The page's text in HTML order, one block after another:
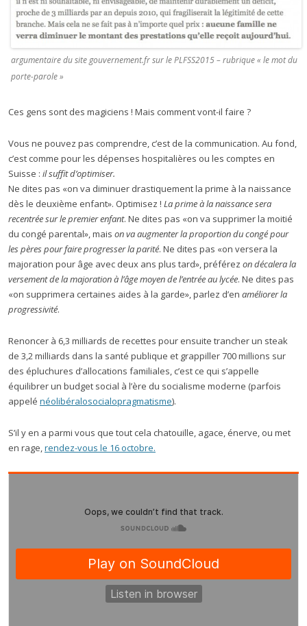
argumentaire du site gouvernement.fr sur le PLFSS2015 – rubrique « le mot du
porte-parole »
Ces gens sont des magiciens ! Mais comment vont-il faire ?
Vous ne pouvez pas comprendre, c’est de la communication. Au fond,
c’est comme pour les dépenses hospitalières ou les comptes en
Suisse : il suffit d’optimiser.
Ne dites pas «on va diminuer drastiquement la prime à la naissance
dès le deuxième enfant». Optimisez ! La prime à la naissance sera
recentrée sur le premier enfant. Ne dites pas «on va supprimer la moitié
du congé parental», mais on va augmenter la proportion du congé pour
les pères pour faire progresser la parité. Ne dites pas «on versera la
majoration pour âge avec deux ans plus tard», préférez on décalera la
versement de la majoration à l’âge moyen de l’entrée au lycée. Ne dites pas
«on supprimera certaines aides à la garde», parlez d’en améliorer la
progressivité.
Renoncer à 6,3 milliards de recettes pour ensuite trancher un steak
de 3,2 milliards dans la santé publique et grappiller 700 millions sur
des épluchures d’allocations familiales, c’est ce qui s’appelle
équilibrer un budget social à l’ère du socialisme moderne (parfois
appelé néolibéralosocialopragmatisme).
S’il y en a parmi vous que tout cela chatouille, agace, énerve, ou met
en rage,rendez-vous le 16 octobre.